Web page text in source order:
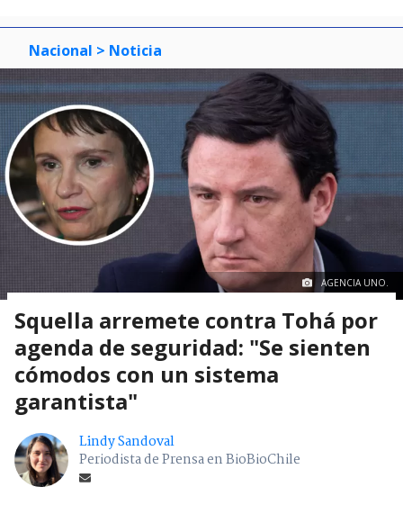
Nacional > Noticia
AGENCIA UNO.
Squella arremete contra Tohá por
agenda de seguridad: "Se sienten
cómodos con un sistema
garantista"
Lindy Sandoval
Periodista de Prensa en BioBioChile